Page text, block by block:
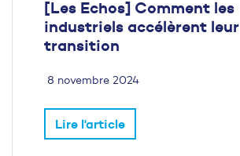
[Les Echos] Comment les
industriels accélèrent leur
transition
8 novembre 2024
Lire l'article